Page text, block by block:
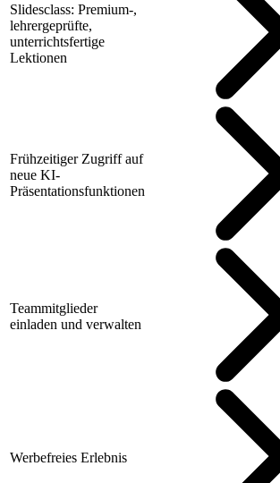
Slidesclass: Premium-,
lehrergeprüfte,
unterrichtsfertige
Lektionen
Frühzeitiger Zugriff auf
neue KI-
Präsentationsfunktionen
Teammitglieder
einladen und verwalten
Werbefreies Erlebnis